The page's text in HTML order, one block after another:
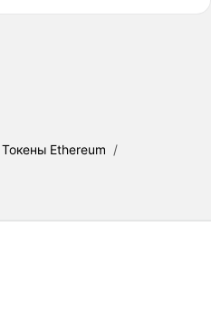
Токены Ethereum /